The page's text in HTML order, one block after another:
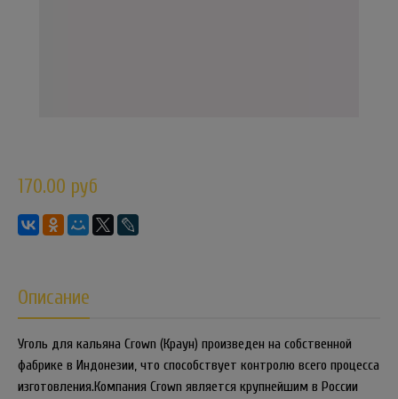
170.00 руб
Описание
Уголь для кальяна Crown (Краун) произведен на собственной
фабрике в Индонезии, что способствует контролю всего процесса
изготовления.Компания Crown является крупнейшим в России